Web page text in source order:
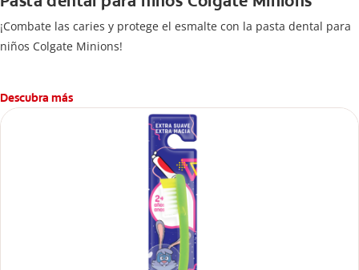
¡Combate las caries y protege el esmalte con la pasta dental para
niños Colgate Minions!
Descubra más